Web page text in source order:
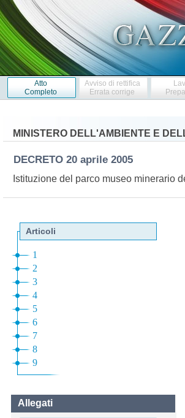
Atto
Completo
Avviso di rettifica
Errata corrige
MINISTERO DELL'AMBIENTE E
DECRETO 20 aprile 2005
Istituzione del parco museo minerario